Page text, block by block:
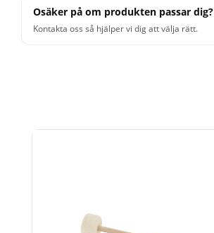
Osäker på om produkten passar dig?
Kontakta oss så hjälper vi dig att välja rätt.